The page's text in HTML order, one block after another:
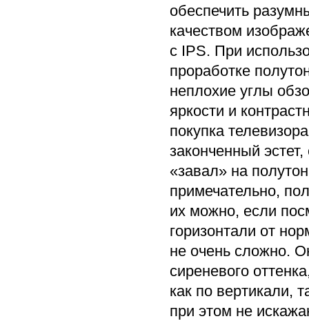
обеспечить
качеством
с IPS. При
проработке
неплохие углы
яркости и
покупка
законченный
«завал» на
примечательно,
их можно, если
горизонтали от
не очень сложно.
сиреневого
как по вертикали,
при этом не